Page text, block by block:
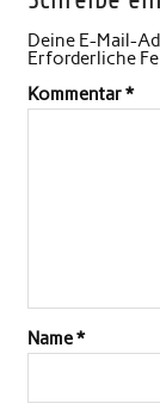
Deine E-Mail-
Erforderliche
Kommentar*
Name*